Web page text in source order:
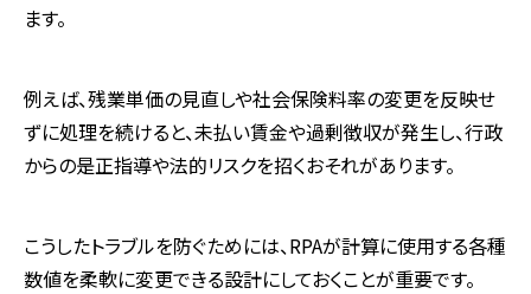
ます。
例えば、残業単価の見直しや社会保険料率の変更を反映せ
ずに処理を続けると、未払い賃金や過剰徴収が発生し、行政
からの是正指導や法的リスクを招くおそれがあります。
こうしたトラブルを防ぐためには、RPAが計算に使用する各種
数値を柔軟に変更できる設計にしておくことが重要です。